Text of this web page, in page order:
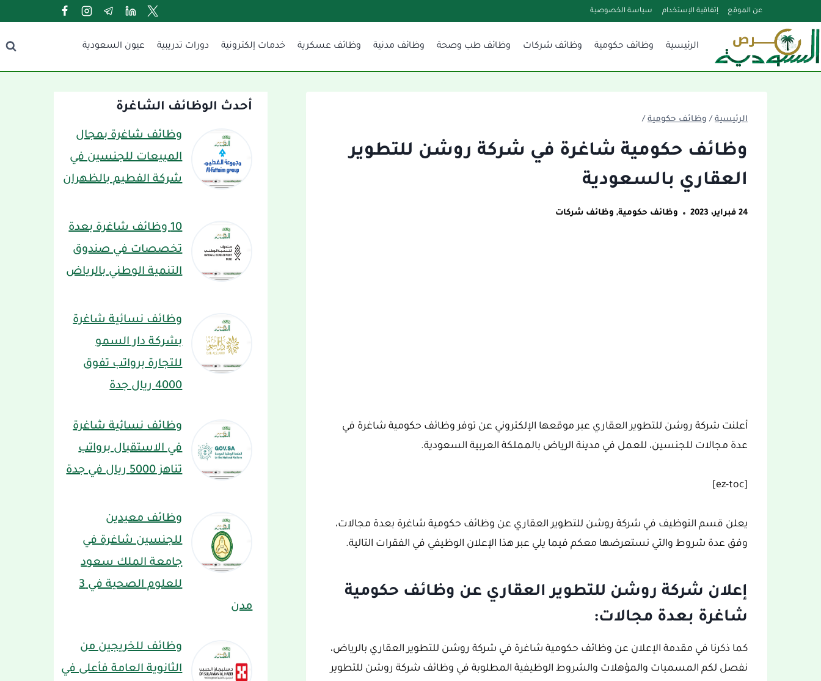
إلى
المحتوى
عن الموقع إتفاقية الإستخدام سياسة الخصوصية
الرئيسية وظائف حكومية وظائف شركات وظائف طب وصحة وظائف مدنية وظائف عسكرية خدمات إلكترونية دورات تدريبية عيون السعودية
الرئيسية / وظائف حكومية /
وظائف حكومية شاغرة في شركة روشن للتطوير
العقاري بالسعودية
24 فبراير، 2023 وظائف حكومية, وظائف شركات
أعلنت شركة روشن للتطوير العقاري عبر موقعها الإلكتروني عن توفر وظائف حكومية شاغرة في
عدة مجالات للجنسين، للعمل في مدينة الرياض بالمملكة العربية السعودية.
[ez-toc]
يعلن قسم التوظيف في شركة روشن للتطوير العقاري عن وظائف حكومية شاغرة بعدة مجالات،
وفق عدة شروط والتي نستعرضها معكم فيما يلي عبر هذا الإعلان الوظيفي في الفقرات التالية.
إعلان شركة روشن للتطوير العقاري عن وظائف حكومية
شاغرة بعدة مجالات:
كما ذكرنا في مقدمة الإعلان عن وظائف حكومية شاغرة في شركة روشن للتطوير العقاري بالرياض،
نفصل لكم المسميات والمؤهلات والشروط الوظيفية المطلوبة في وظائف شركة روشن للتطوير
أحدث الوظائف الشاغرة
وظائف شاغرة بمجال
المبيعات للجنسين في
شركة الفطيم بالظهران
10 وظائف شاغرة بعدة
تخصصات في صندوق
التنمية الوطني بالرياض
وظائف نسائية شاغرة
بشركة دار السمو
للتجارة برواتب تفوق
4000 ريال جدة
وظائف نسائية شاغرة
في الاستقبال برواتب
تناهز 5000 ريال في جدة
وظائف معيدين
للجنسين شاغرة في
جامعة الملك سعود
للعلوم الصحية في 3
مدن
وظائف للخريجين من
الثانوية العامة فأعلى في